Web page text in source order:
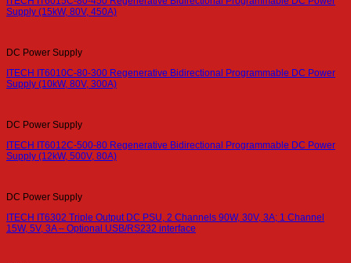
Supply (15kW, 80V, 450A)
DC Power Supply
ITECH IT6010C-80-300 Regenerative Bidirectional Programmable DC Power
Supply (10kW, 80V, 300A)
DC Power Supply
ITECH IT6012C-500-80 Regenerative Bidirectional Programmable DC Power
Supply (12kW, 500V, 80A)
DC Power Supply
ITECH IT6302 Triple Output DC PSU, 2 Channels 90W, 30V, 3A; 1 Channel
15W, 5V, 3A – Optional USB/RS232 interface